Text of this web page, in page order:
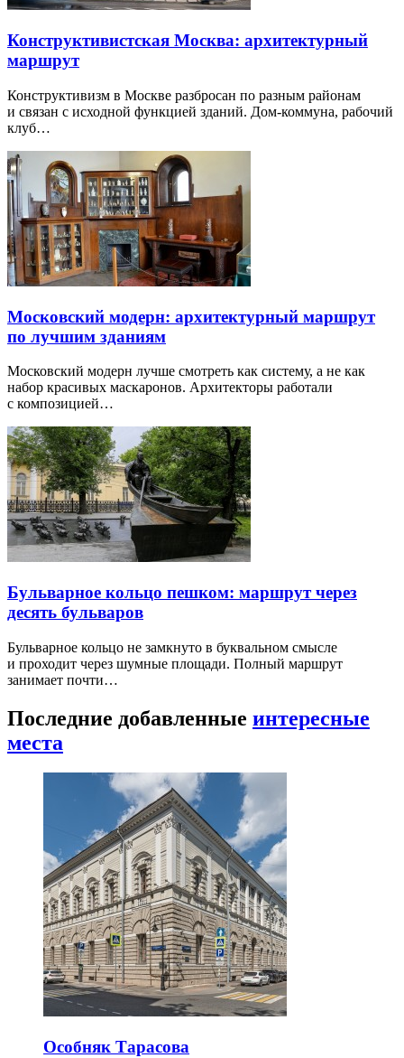
Конструктивистская Москва: архитектурный
маршрут
Конструктивизм в Москве разбросан по разным районам
и связан с исходной функцией зданий. Дом-коммуна, рабочий
клуб…
Московский модерн: архитектурный маршрут
по лучшим зданиям
Московский модерн лучше смотреть как систему, а не как
набор красивых маскаронов. Архитекторы работали
с композицией…
Бульварное кольцо пешком: маршрут через
десять бульваров
Бульварное кольцо не замкнуто в буквальном смысле
и проходит через шумные площади. Полный маршрут
занимает почти…
Последние добавленные интересные
места
Особняк Тарасова